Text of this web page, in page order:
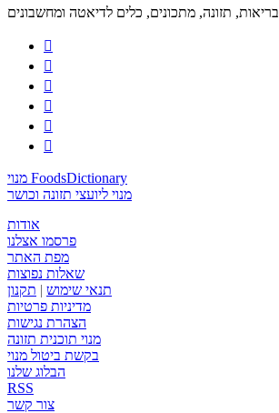
בריאות, תזונה, מתכונים, כלים לדיאטה ומחשבונים






מנוי FoodsDictionary
מנוי ליועצי תזונה וכושר
אודות
פרסמו אצלנו
מפת האתר
שאלות נפוצות
תנאי שימוש | תקנון
מדיניות פרטיות
הצהרת נגישות
מנוי תוכנית תזונה
בקשת ביטול מנוי
הבלוג שלנו
RSS
צור קשר